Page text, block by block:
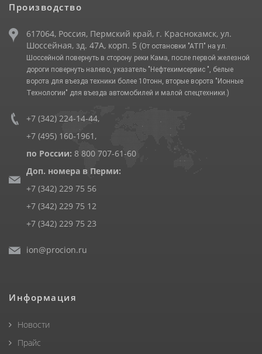
Производство
617064, Россия, Пермский край, г. Краснокамск, ул.
Шоссейная, зд. 47А, корп. 5 (От остановки "АТП" на ул.
Шоссейной повернуть в сторону реки Кама, после первой железной
дороги повернуть налево, указатель "Нефтехимсервис ", белые
ворота для въезда техники более 10тонн, вторые ворота "Ионные
Технологии" для въезда автомобилей и малой спецтехники.)
+7 (342) 224-14-44,
+7 (495) 160-1961 ,
по России: 8 800 707-61-60
Доп. номера в Перми:
+7 (342) 229 75 56
+7 (342) 229 75 12
+7 (342) 229 75 23
ion@procion.ru
Информация
Новости
Прайс